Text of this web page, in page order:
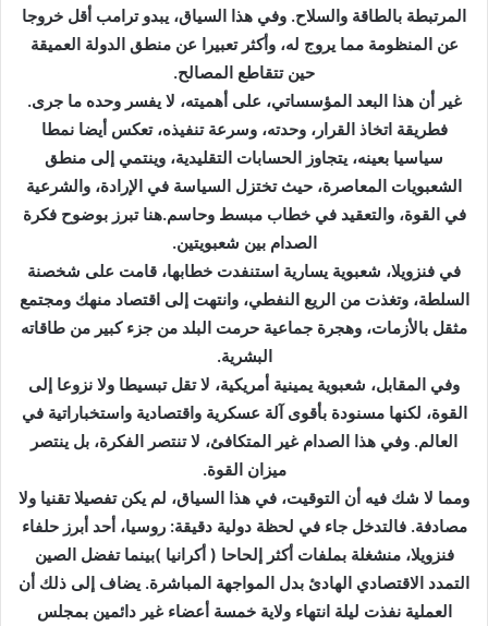
المرتبطة بالطاقة والسلاح. وفي هذا السياق، يبدو ترامب أقل خروجا
عن المنظومة مما يروج له، وأكثر تعبيرا عن منطق الدولة العميقة
حين تتقاطع المصالح.
غير أن هذا البعد المؤسساتي، على أهميته، لا يفسر وحده ما جرى.
فطريقة اتخاذ القرار، وحدته، وسرعة تنفيذه، تعكس أيضا نمطا
سياسيا بعينه، يتجاوز الحسابات التقليدية، وينتمي إلى منطق
الشعبويات المعاصرة، حيث تختزل السياسة في الإرادة، والشرعية
في القوة، والتعقيد في خطاب مبسط وحاسم.هنا تبرز بوضوح فكرة
الصدام بين شعبويتين.
في فنزويلا، شعبوية يسارية استنفدت خطابها، قامت على شخصنة
السلطة، وتغذت من الريع النفطي، وانتهت إلى اقتصاد منهك ومجتمع
مثقل بالأزمات، وهجرة جماعية حرمت البلد من جزء كبير من طاقاته
البشرية.
وفي المقابل، شعبوية يمينية أمريكية، لا تقل تبسيطا ولا نزوعا إلى
القوة، لكنها مسنودة بأقوى آلة عسكرية واقتصادية واستخباراتية في
العالم. وفي هذا الصدام غير المتكافئ، لا تنتصر الفكرة، بل ينتصر
ميزان القوة.
ومما لا شك فيه أن التوقيت، في هذا السياق، لم يكن تفصيلا تقنيا ولا
مصادفة. فالتدخل جاء في لحظة دولية دقيقة: روسيا، أحد أبرز حلفاء
فنزويلا، منشغلة بملفات أكثر إلحاحا ( أكرانيا )بينما تفضل الصين
التمدد الاقتصادي الهادئ بدل المواجهة المباشرة. يضاف إلى ذلك أن
العملية نفذت ليلة انتهاء ولاية خمسة أعضاء غير دائمين بمجلس